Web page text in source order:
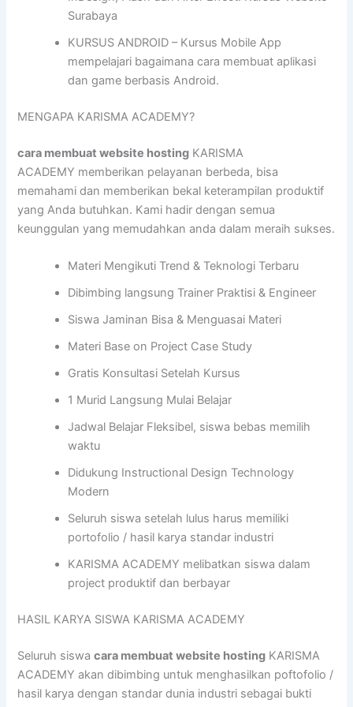
Surabaya
KURSUS ANDROID – Kursus Mobile App
mempelajari bagaimana cara membuat aplikasi
dan game berbasis Android.
MENGAPA KARISMA ACADEMY?
cara membuat website hosting KARISMA
ACADEMY memberikan pelayanan berbeda, bisa
memahami dan memberikan bekal keterampilan produktif
yang Anda butuhkan. Kami hadir dengan semua
keunggulan yang memudahkan anda dalam meraih sukses.
Materi Mengikuti Trend & Teknologi Terbaru
Dibimbing langsung Trainer Praktisi & Engineer
Siswa Jaminan Bisa & Menguasai Materi
Materi Base on Project Case Study
Gratis Konsultasi Setelah Kursus
1 Murid Langsung Mulai Belajar
Jadwal Belajar Fleksibel, siswa bebas memilih
waktu
Didukung Instructional Design Technology
Modern
Seluruh siswa setelah lulus harus memiliki
portofolio / hasil karya standar industri
KARISMA ACADEMY melibatkan siswa dalam
project produktif dan berbayar
HASIL KARYA SISWA KARISMA ACADEMY
Seluruh siswacara membuat website hosting KARISMA
ACADEMY akan dibimbing untuk menghasilkan poftofolio /
hasil karya dengan standar dunia industri sebagai bukti